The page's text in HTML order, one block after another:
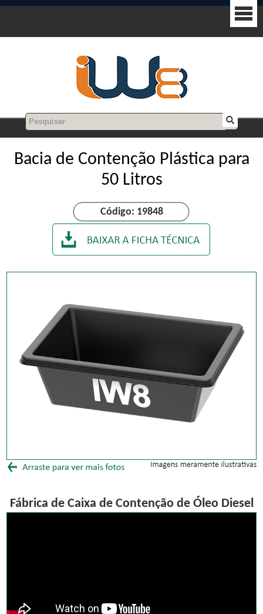
Bacia de Contenção Plástica para
50 Litros
Código: 19848
Fábrica de Caixa de Contenção de Óleo Diesel